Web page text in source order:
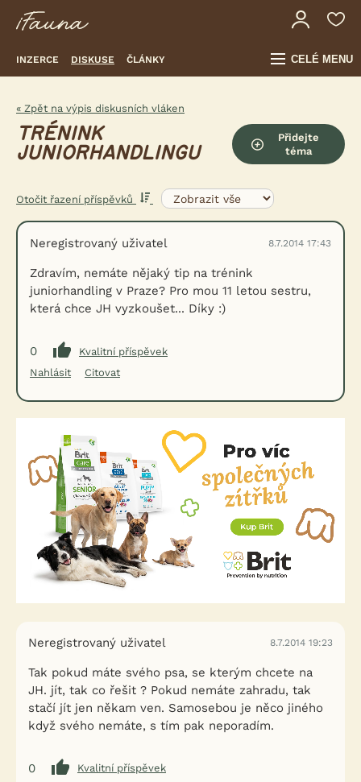
INZERCE DISKUSE ČLÁNKY CELÉ MENU
« Zpět na výpis diskusních vláken
TRÉNINK
JUNIORHANDLINGU
Přidejte
téma
Otočit řazení příspěvků
Neregistrovaný uživatel 8.7.2014 17:43
Zdravím, nemáte nějaký tip na trénink
juniorhandling v Praze? Pro mou 11 letou sestru,
která chce JH vyzkoušet... Díky :)
0
Kvalitní příspěvek
Nahlásit
Citovat
Neregistrovaný uživatel 8.7.2014 19:23
Tak pokud máte svého psa, se kterým chcete na
JH. jít, tak co řešit ? Pokud nemáte zahradu, tak
stačí jít jen někam ven. Samosebou je něco jiného
když svého nemáte, s tím pak neporadím.
0
Kvalitní příspěvek